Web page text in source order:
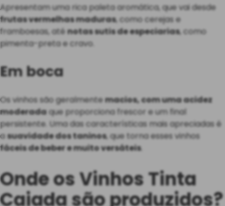
Apresentam uma rica paleta aromática, que vai desde
frutas vermelhas maduras, como cerejas e
framboesas, aténotas sutis de especiarias, como
pimenta-preta e cravo.
Em boca
Os vinhos são geralmentemacios, com uma acidez
moderadaque proporciona frescor e um final
persistente. Uma das características mais apreciadas é
asuavidade dos taninos, que torna esses vinhos
fáceis de beber e muito versáteis.
Onde os Vinhos Tinta
Caiada são produzidos?